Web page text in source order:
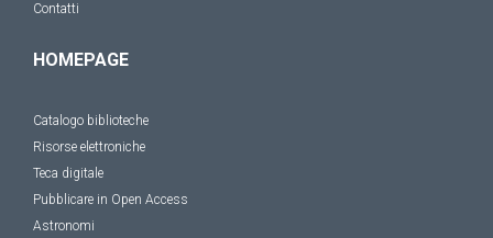
Contatti
HOMEPAGE
Catalogo biblioteche
Risorse elettroniche
Teca digitale
Pubblicare in Open Access
Astronomi